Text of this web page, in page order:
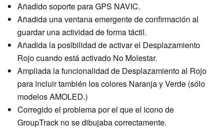
Añadido soporte para GPS NAVIC.
Añadida una ventana emergente de confirmación al
guardar una actividad de forma táctil.
Añadida la posibilidad de activar el Desplazamiento
Rojo cuando está activado No Molestar.
Ampliada la funcionalidad de Desplazamiento al Rojo
para incluir también los colores Naranja y Verde (sólo
modelos AMOLED.)
Corregido el problema por el que el icono de
GroupTrack no se dibujaba correctamente.